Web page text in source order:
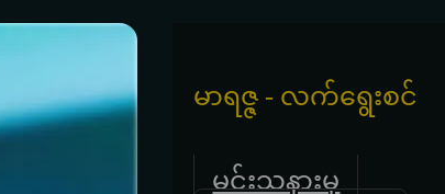
မာရဇ္ဇ - လက်ရွေးစင်
မင်းသနားမှ